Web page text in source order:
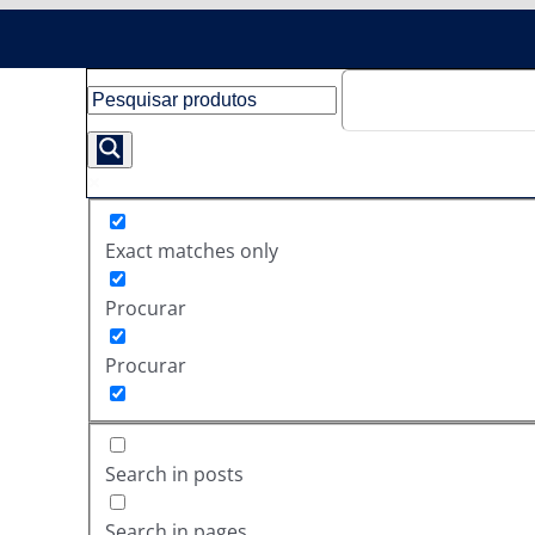
Exact matches only
Procurar
Procurar
Search in posts